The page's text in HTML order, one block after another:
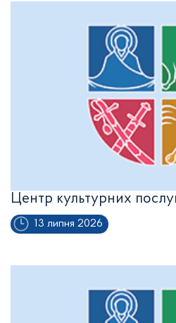
Центр культурних
13 липня 2026